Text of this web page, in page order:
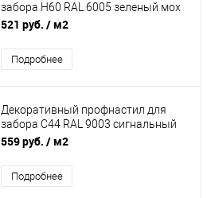
забора Н60 RAL 6005 зеленый мох
0.6 мм
521 руб. / м2
Подробнее
Декоративный профнастил для
забора С44 RAL 9003 сигнальный
белый 0.8 мм
559 руб. / м2
Подробнее